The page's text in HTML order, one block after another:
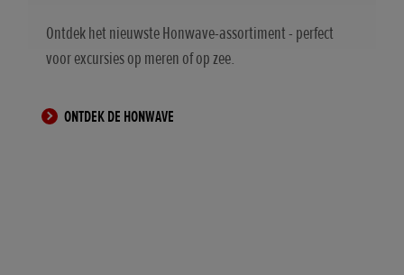
Ontdek het nieuwste Honwave-assortiment - perfect
voor excursies op meren of op zee.
ONTDEK DE HONWAVE